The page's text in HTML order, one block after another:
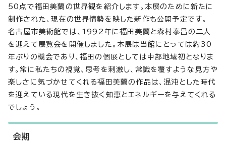
50点で福田美蘭の世界観を紹介します。本展のために新たに
制作された、現在の世界情勢を映した新作も公開予定です。
名古屋市美術館では、1992年に福田美蘭と森村泰昌の二人
を迎えて展覧会を開催しました。本展は当館にとっては約30
年ぶりの機会であり、福田の個展としては中部地域初となりま
す。常に私たちの視覚、思考を刺激し、常識を覆すような見方や
楽しさに気づかせてくれる福田美蘭の作品は、混沌とした時代
を迎えている現代を生き抜く知恵とエネルギーを与えてくれる
でしょう。
会期